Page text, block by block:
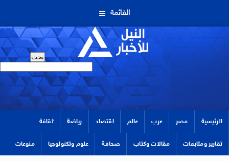
القائمة
الرئيسية مصر عرب عالم اقتصاد رياضة ثقافة
تقارير ومتابعات مقالات وكتاب صحافة علوم وتكنولوجيا منوعات